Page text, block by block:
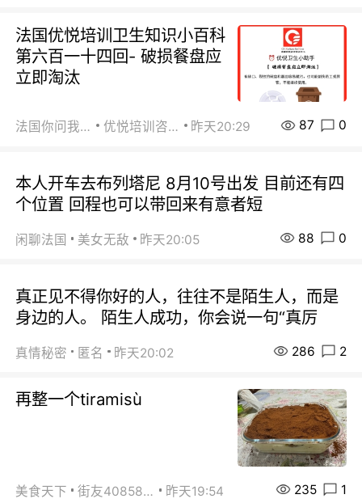
法国优悦培训卫生知识小百科
第六百一十四回- 破损餐盘应
立即淘汰
法国你问我答 优悦培训咨询 昨天20:29 87 0
本人开车去布列塔尼 8月10号出发 目前还有四
个位置 回程也可以带回来有意者短
闲聊法国 美女无敌 昨天20:05 88 0
真正见不得你好的人，往往不是陌生人，而是
身边的人。 陌生人成功，你会说一句“真厉
真情秘密 匿名 昨天20:02 286 2
再整一个tiramisù
美食天下 街友40858442 昨天19:54 235 1